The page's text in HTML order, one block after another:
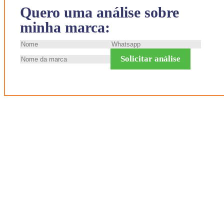
Quero uma análise sobre
minha marca:
Solicitar análise